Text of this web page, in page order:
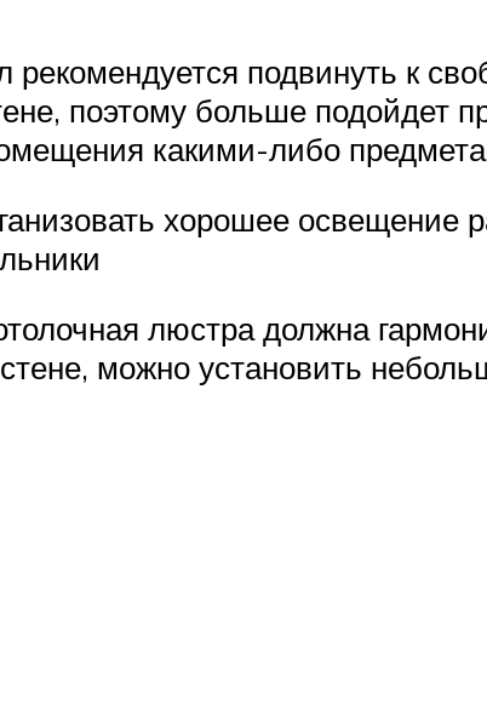
подвинуть к
поэтому больше подойдет
какими-либо
хорошее освещение
люстра должна
можно установить